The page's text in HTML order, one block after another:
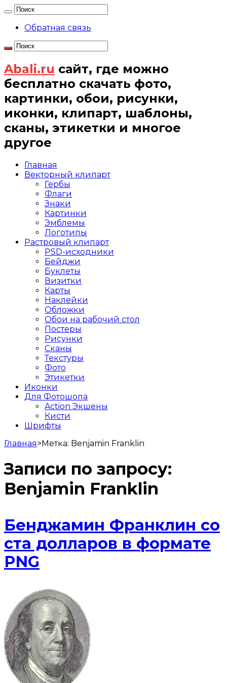
Обратная связь
Abali.ru сайт, где можно
бесплатно скачать фото,
картинки, обои, рисунки,
иконки, клипарт, шаблоны,
сканы, этикетки и многое
другое
Главная
Векторный клипарт
Гербы
Флаги
Знаки
Картинки
Эмблемы
Логотипы
Растровый клипарт
PSD-исходники
Бейджи
Буклеты
Визитки
Карты
Наклейки
Обложки
Обои на рабочий стол
Постеры
Рисунки
Сканы
Текстуры
Фото
Этикетки
Иконки
Для Фотошопа
Action Экшены
Кисти
Шрифты
Главная>Метка: Benjamin Franklin
Записи по запросу:
Benjamin Franklin
Бенджамин Франклин со
ста долларов в формате
PNG